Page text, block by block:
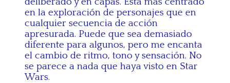
en la exploración de personajes que en
cualquier secuencia de acción
apresurada. Puede que sea demasiado
diferente para algunos, pero me encanta
el cambio de ritmo, tono y sensación. No
se parece a nada que haya visto en Star
Wars.